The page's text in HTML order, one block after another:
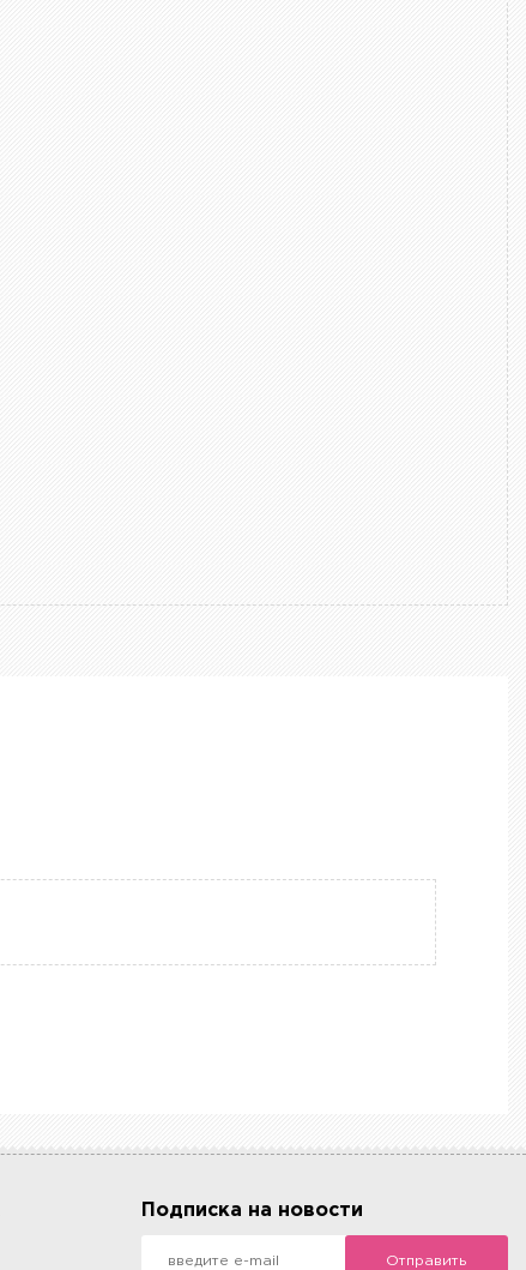
Подписка на новости
Отправить